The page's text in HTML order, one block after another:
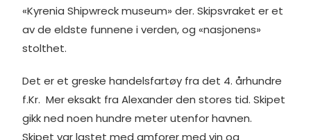
«Kyrenia Shipwreck museum» der. Skipsvraket er et
av de eldste funnene i verden, og «nasjonens»
stolthet.
Det er et greske handelsfartøy fra det 4. århundre
f.Kr. Mer eksakt fra Alexander den stores tid. Skipet
gikk ned noen hundre meter utenfor havnen.
Skipet var lastet med amforer med vin og